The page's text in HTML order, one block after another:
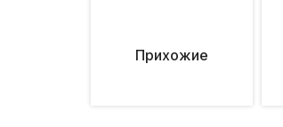
Прихожие